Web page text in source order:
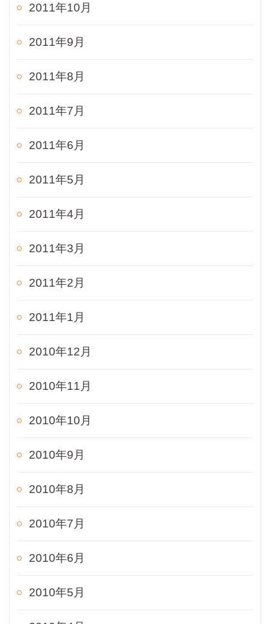
2011年10月
2011年9月
2011年8月
2011年7月
2011年6月
2011年5月
2011年4月
2011年3月
2011年2月
2011年1月
2010年12月
2010年11月
2010年10月
2010年9月
2010年8月
2010年7月
2010年6月
2010年5月